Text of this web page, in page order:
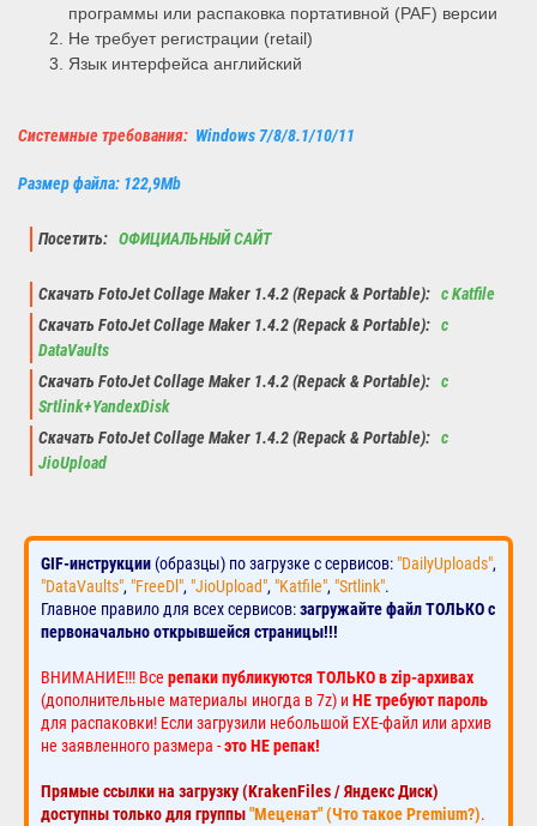
программы или распаковка портативной (PAF) версии
Не требует регистрации (retail)
Язык интерфейса английский
Системные требования: Windows 7/8/8.1/10/11
Размер файла: 122,9Mb
Посетить: ОФИЦИАЛЬНЫЙ САЙТ
Скачать FotoJet Collage Maker 1.4.2 (Repack & Portable): с Katfile
Скачать FotoJet Collage Maker 1.4.2 (Repack & Portable): с
DataVaults
Скачать FotoJet Collage Maker 1.4.2 (Repack & Portable): с
Srtlink+YandexDisk
Скачать FotoJet Collage Maker 1.4.2 (Repack & Portable): с
JioUpload
GIF-инструкции (образцы) по загрузке с сервисов: "DailyUploads",
"DataVaults", "FreeDl", "JioUpload", "Katfile", "Srtlink".
Главное правило для всех сервисов:загружайте файл ТОЛЬКО с
первоначально открывшейся страницы!!!
ВНИМАНИЕ!!! Все репаки публикуются ТОЛЬКО в zip-архивах
(дополнительные материалы иногда в 7z) иНЕ требуют пароль
для распаковки! Если загрузили небольшой EXE-файл или архив
не заявленного размера -это НЕ репак!
Прямые ссылки на загрузку (KrakenFiles / Яндекс Диск)
доступны только для группы"Меценат" (Что такое Premium?).